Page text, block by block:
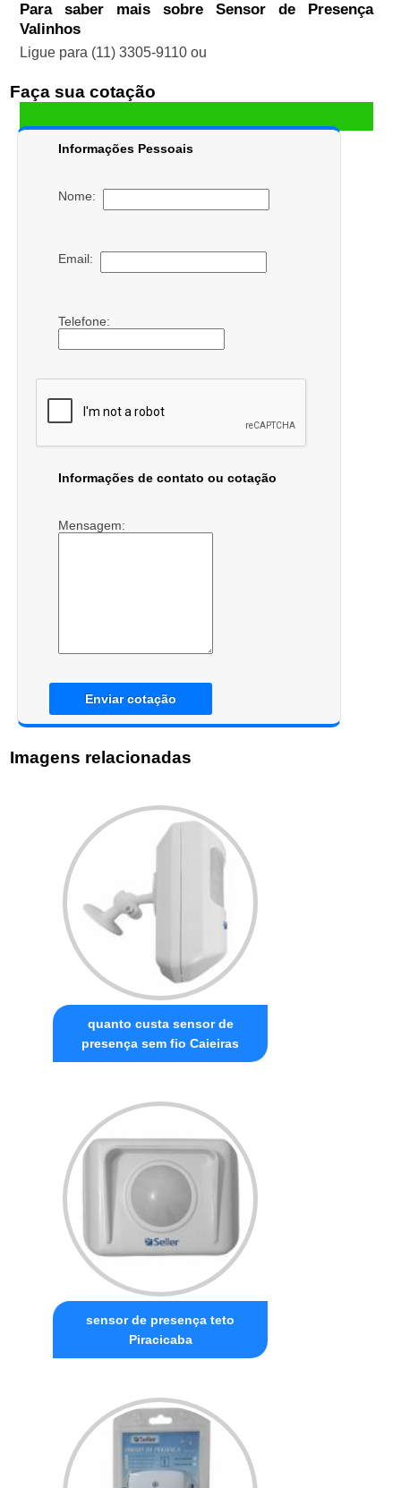
Para saber mais sobre Sensor de Presença
Valinhos
Ligue para (11) 3305-9110ou
Faça sua cotação
Informações Pessoais
Nome:
Email:
Telefone:
Informações de contato ou cotação
Mensagem:
Enviar cotação
Imagens relacionadas
quanto custa sensor de
presença sem fio Caieiras
sensor de presença teto
Piracicaba